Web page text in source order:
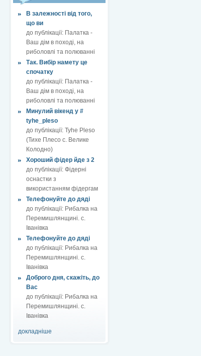
В залежності від того,
що ви
до публікації: Палатка -
Ваш дім в поході, на
риболовлі та полюванні
Так. Вибір намету це
спочатку
до публікації: Палатка -
Ваш дім в поході, на
риболовлі та полюванні
Минулий вікенд у #
tyhe_pleso
до публікації: Tyhe Pleso
(Тихе Плесо с. Велике
Колодно)
Хороший фідер йде з 2
до публікації: Фідерні
оснастки з
використанням фідергам
Телефонуйте до дяді
до публікації: Рибалка на
Перемишлянщині. с.
Іванівка
Телефонуйте до дяді
до публікації: Рибалка на
Перемишлянщині. с.
Іванівка
Доброго дня, скажіть, до
Вас
до публікації: Рибалка на
Перемишлянщині. с.
Іванівка
докладніше